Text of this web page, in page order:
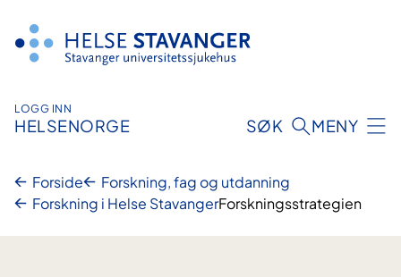
innhold
LOGG INN
HELSENORGE SØK MENY
Forside
Forskning, fag og utdanning
Forskning i Helse StavangerForskningsstrategien